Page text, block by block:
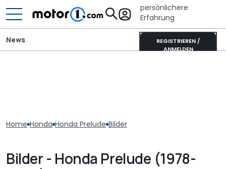
persönlichere
Erfahrung
REGISTRIEREN /
ANMELDEN
News
Home Honda Honda Prelude Bilder
Bilder - Honda Prelude (1978-